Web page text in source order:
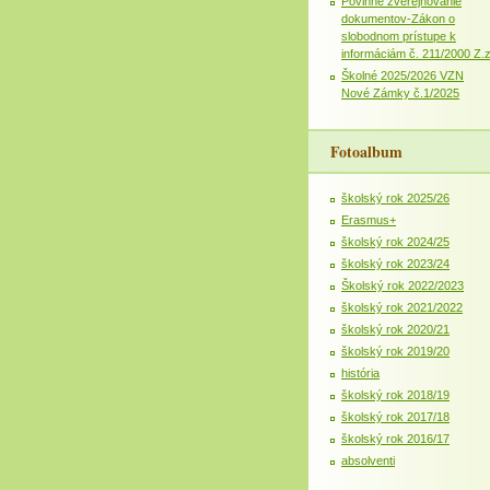
dokumentov-Zákon o
slobodnom prístupe k
informáciám č. 211/2000 Z.z
Školné 2025/2026 VZN
Nové Zámky č.1/2025
Fotoalbum
školský rok 2025/26
Erasmus+
školský rok 2024/25
školský rok 2023/24
Školský rok 2022/2023
školský rok 2021/2022
školský rok 2020/21
školský rok 2019/20
história
školský rok 2018/19
školský rok 2017/18
školský rok 2016/17
absolventi